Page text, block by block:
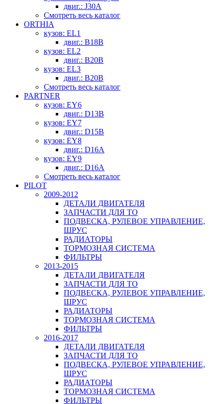
двиг.: J30A
Смотреть весь каталог
ORTHIA
кузов: EL1
двиг.: B18B
кузов: EL2
двиг.: B20B
кузов: EL3
двиг.: B20B
Смотреть весь каталог
PARTNER
кузов: EY6
двиг.: D13B
кузов: EY7
двиг.: D15B
кузов: EY8
двиг.: D16A
кузов: EY9
двиг.: D16A
Смотреть весь каталог
PILOT
2009-2012
ДЕТАЛИ ДВИГАТЕЛЯ
ЗАПЧАСТИ ДЛЯ ТО
ПОДВЕСКА, РУЛЕВОЕ УПРАВЛЕНИЕ,
ШРУС
РАДИАТОРЫ
ТОРМОЗНАЯ СИСТЕМА
ФИЛЬТРЫ
2013-2015
ДЕТАЛИ ДВИГАТЕЛЯ
ЗАПЧАСТИ ДЛЯ ТО
ПОДВЕСКА, РУЛЕВОЕ УПРАВЛЕНИЕ,
ШРУС
РАДИАТОРЫ
ТОРМОЗНАЯ СИСТЕМА
ФИЛЬТРЫ
2016-2017
ДЕТАЛИ ДВИГАТЕЛЯ
ЗАПЧАСТИ ДЛЯ ТО
ПОДВЕСКА, РУЛЕВОЕ УПРАВЛЕНИЕ,
ШРУС
РАДИАТОРЫ
ТОРМОЗНАЯ СИСТЕМА
ФИЛЬТРЫ